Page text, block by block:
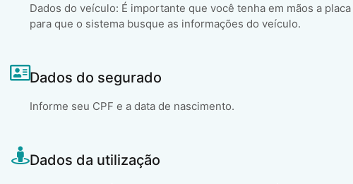
Dados do veículo: É importante que você tenha em mãos a placa
para que o sistema busque as informações do veículo.
Dados do segurado
Informe seu CPF e a data de nascimento.
Dados da utilização